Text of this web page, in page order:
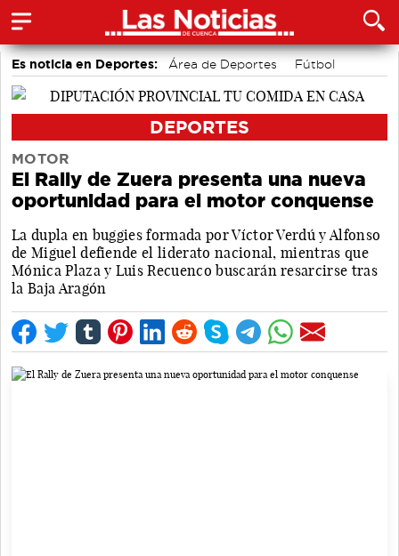
Es noticia en Deportes: Área de Deportes
Fútbol
Motor
Bolos conquenses
DEPORTES
MOTOR
El Rally de Zuera presenta una nueva
oportunidad para el motor conquense
La dupla en buggies formada por Víctor Verdú y Alfonso
de Miguel defiende el liderato nacional, mientras que
Mónica Plaza y Luis Recuenco buscarán resarcirse tras
la Baja Aragón